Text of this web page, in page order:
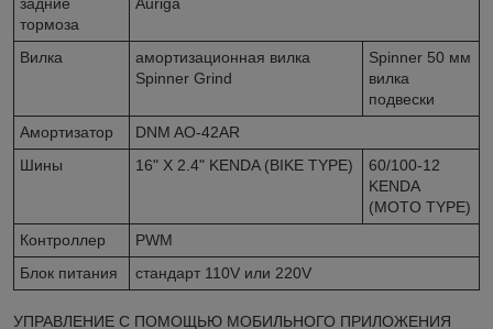
тормоза
Вилка
амортизационная вилка
Spinner Grind
Spinner 50 мм
вилка
подвески
Амортизатор
DNM AO-42AR
Шины
16" X 2.4" KENDA (BIKE TYPE)
60/100-12
KENDA
(MOTO TYPE)
Контроллер
PWM
Блок питания
стандарт 110V или 220V
УПРАВЛЕНИЕ С ПОМОЩЬЮ МОБИЛЬНОГО ПРИЛОЖЕНИЯ